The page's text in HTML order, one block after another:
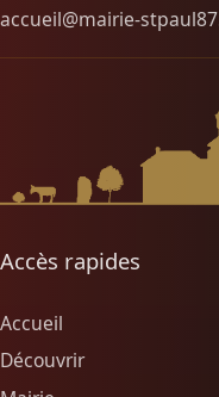
accueil@mairie-
Accès rapides
Accueil
Découvrir